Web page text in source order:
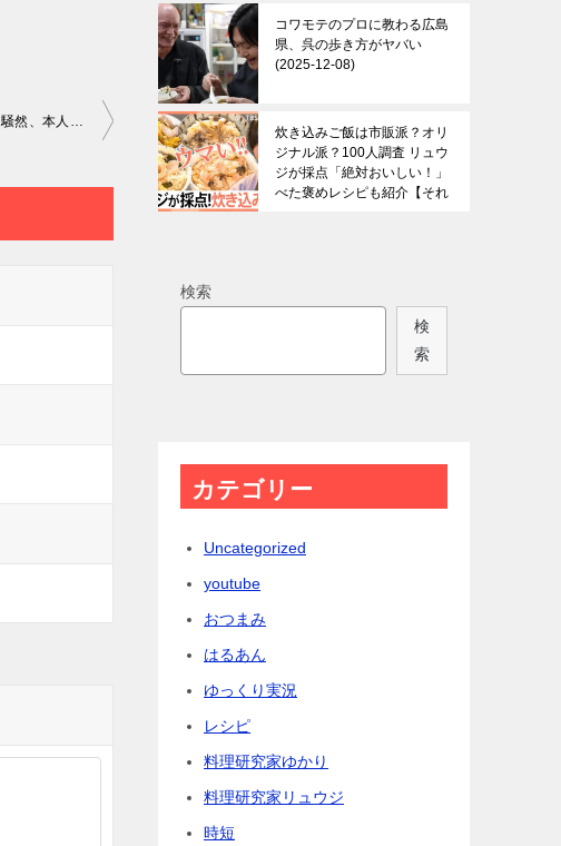
ス】
2025-12-08
コワモテのプロに教わる広島
県、呉の歩き方がヤバい
2025-12-08
炊き込みご飯は市販派？オリ
ジナル派？100人調査 リュウ
ジが採点「絶対おいしい！」
べた褒めレシピも紹介【それ
検索
検
索
カテゴリー
Uncategorized
youtube
おつまみ
はるあん
ゆっくり実況
レシピ
料理研究家ゆかり
料理研究家リュウジ
時短